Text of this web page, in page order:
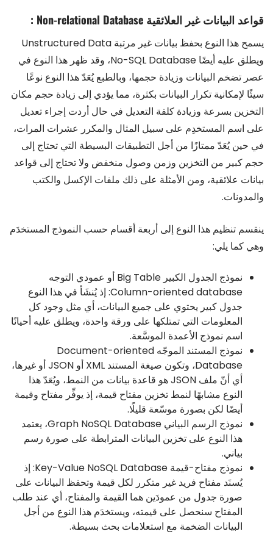
قواعد البيانات غير العلائقية Non-relational Database :
يسمح هذا النوع بحفظ بيانات غير مرتبة Unstructured Data
ويطلق عليه أيضًا No-SQL Database، وقد ظهر هذا النوع في
عصر تضخم البيانات وزيادة حجمها، وبالطبع يُعَدّ هذا النوع نوعًا
سيئًا لإمكانية تكرار البيانات بكثرة، مما يؤدي إلى زيادة حجم مكان
التخزين بسرعة وزيادة كلفة التعديل في حال أردت إجراء تعديل
على اسم المستخدِم على سبيل المثال والمكرر عشرات المرات،
في حين يُعَدّ ممتازًا من أجل التطبيقات البسيطة التي تحتاج إلى
حجم كبير من التخزين وزمن وصول منخفض ولا تحتاج إلى قواعد
بيانات علائقية، ومن الأمثلة على ذلك ملفات الإكسل والكتب
والمدونات.
ينقسم تنظيم هذا النوع إلى أربعة أقسام حسب النموذج المستخدَم
وهي كما يلي:
نموذج الجدول الكبير Big Table أو عمودي التوجه
Column-oriented database: إذ يُنشَأ في هذا النوع
جدول كبير يحتوي على جميع البيانات، أي مثل وجود كل
المعلومات التي تمتلكها على ورقة واحدة، ويطلق عليه أحيانًا
اسم نموذج الأعمدة الموسَّعة.
نموذج المستند الموجّه Document-oriented
Database، وتكون صيغة المستند XML أو JSON أو غيرها،
أي أنّ ملف JSON هو قاعدة بيانات من النمط، ويُعَدّ هذا
النوع مشابهًا لنمط تخزين مفتاح قيمة، إذ يوفِّر مفتاح وقيمة
أيضًا لكن بصورة موسّعة قليلًا.
نموذج الرسم البياني Graph NoSQL Database، يعتمد
هذا النوع على تخزين البيانات المترابطة على صورة رسم
بياني.
نموذج مفتاح-قيمة Key-Value NoSQL Database: إذ
يُسنَد مفتاح فريد غير متكرر لكل قيمة وتحفظ البيانات على
صورة جدول من عمودَين هما القيمة والمفتاح، أي عند طلب
المفتاح سنحصل على قيمته، ويستخدَم هذا النوع من أجل
البيانات الضخمة مع استعلامات بحث بسيطة.